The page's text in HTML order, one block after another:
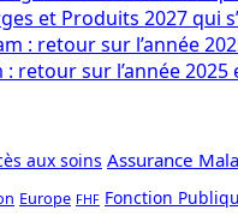
et Produits 2027 qui
: retour sur l’année
aux soins Assurance
Europe FHF Fonction